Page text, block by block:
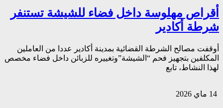
أقراص مهلوسة داخل فضاء للشيشة تستنفر
شرطة أكادير
أوقفت مصالح الشرطة القضائية بمدينة أكادير عددا من العاملين
المكلفين بتجهيز فحم “الشيشة”وتغييره للزبائن داخل فضاء مخصص
لهذا النشاط، تابع